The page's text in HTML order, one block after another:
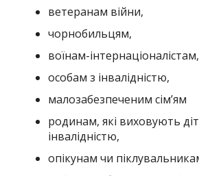
ветеранам війни,
чорнобильцям,
воїнам-інтернаціоналістам,
особам з інвалідністю,
малозабезпеченим сім’ям
родинам, які виховують
інвалідністю,
опікунам чи